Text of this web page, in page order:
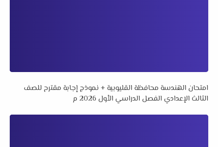
امتحان الهندسة محافظة القليوبية + نموذج إجابة مقترح للصف
الثالث الإعدادي الفصل الدراسي الأول 2026 م